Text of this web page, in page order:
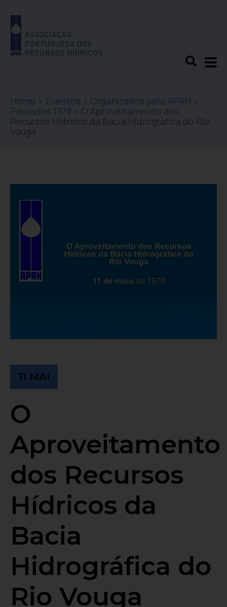
Home > Eventos > Organizados pela APRH >
Passados 1979 > O Aproveitamento dos
Recursos Hídricos da Bacia Hidrográfica do Rio
Vouga
11 MAI
O
Aproveitamento
dos Recursos
Hídricos da
Bacia
Hidrográfica do
Rio Vouga